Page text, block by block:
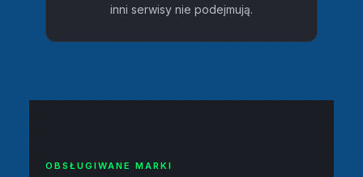
inni serwisy nie podejmują.
OBSŁUGIWANE MARKI